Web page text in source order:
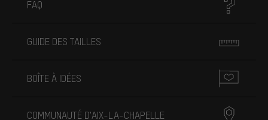
FAQ
GUIDE DES TAILLES
BOÎTE À IDÉES
COMMUNAUTÉ D'AIX-LA-CHAPELLE